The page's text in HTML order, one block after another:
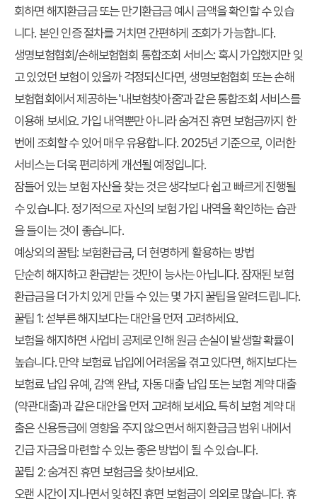
회하면 해지환급금 또는 만기환급금 예시 금액을 확인할 수 있습
니다. 본인 인증 절차를 거치면 간편하게 조회가 가능합니다.
생명보험협회/손해보험협회 통합조회 서비스: 혹시 가입했지만 잊
고 있었던 보험이 있을까 걱정되신다면, 생명보험협회 또는 손해
보험협회에서 제공하는 '내보험찾아줌'과 같은 통합조회 서비스를
이용해 보세요. 가입 내역뿐만 아니라 숨겨진 휴면 보험금까지 한
번에 조회할 수 있어 매우 유용합니다. 2025년 기준으로, 이러한
서비스는 더욱 편리하게 개선될 예정입니다.
잠들어 있는 보험 자산을 찾는 것은 생각보다 쉽고 빠르게 진행될
수 있습니다. 정기적으로 자신의 보험 가입 내역을 확인하는 습관
을 들이는 것이 좋습니다.
예상외의 꿀팁: 보험환급금, 더 현명하게 활용하는 방법
단순히 해지하고 환급받는 것만이 능사는 아닙니다. 잠재된 보험
환급금을 더 가치 있게 만들 수 있는 몇 가지 꿀팁을 알려드립니다.
꿀팁 1: 섣부른 해지보다는 대안을 먼저 고려하세요.
보험을 해지하면 사업비 공제로 인해 원금 손실이 발생할 확률이
높습니다. 만약 보험료 납입에 어려움을 겪고 있다면, 해지보다는
보험료 납입 유예, 감액 완납, 자동 대출 납입 또는 보험 계약 대출
(약관대출)과 같은 대안을 먼저 고려해 보세요. 특히 보험 계약 대
출은 신용등급에 영향을 주지 않으면서 해지환급금 범위 내에서
긴급 자금을 마련할 수 있는 좋은 방법이 될 수 있습니다.
꿀팁 2: 숨겨진 휴면 보험금을 찾아보세요.
오랜 시간이 지나면서 잊혀진 휴면 보험금이 의외로 많습니다. 휴